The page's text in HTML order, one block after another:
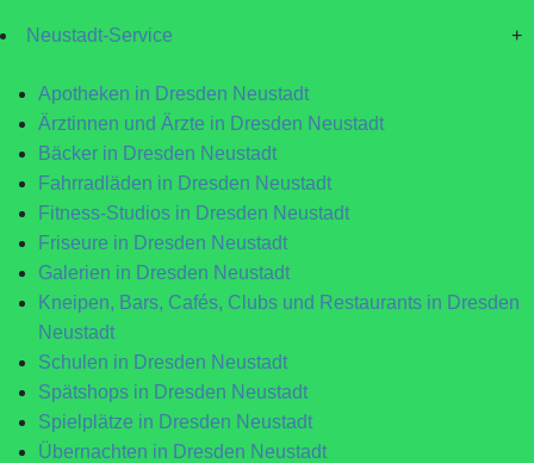
Neustadt-Service +
Apotheken in Dresden Neustadt
Ärztinnen und Ärzte in Dresden Neustadt
Bäcker in Dresden Neustadt
Fahrradläden in Dresden Neustadt
Fitness-Studios in Dresden Neustadt
Friseure in Dresden Neustadt
Galerien in Dresden Neustadt
Kneipen, Bars, Cafés, Clubs und Restaurants in Dresden
Neustadt
Schulen in Dresden Neustadt
Spätshops in Dresden Neustadt
Spielplätze in Dresden Neustadt
Übernachten in Dresden Neustadt